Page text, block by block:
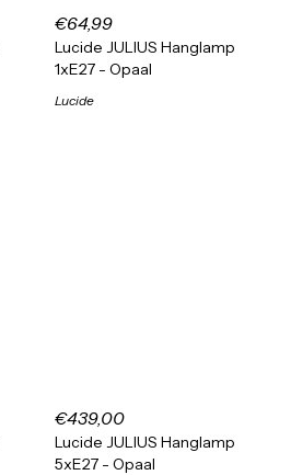
€64,99
Lucide JULIUS Hanglamp
1xE27 - Opaal
Lucide
€439,00
Lucide JULIUS Hanglamp
5xE27 - Opaal